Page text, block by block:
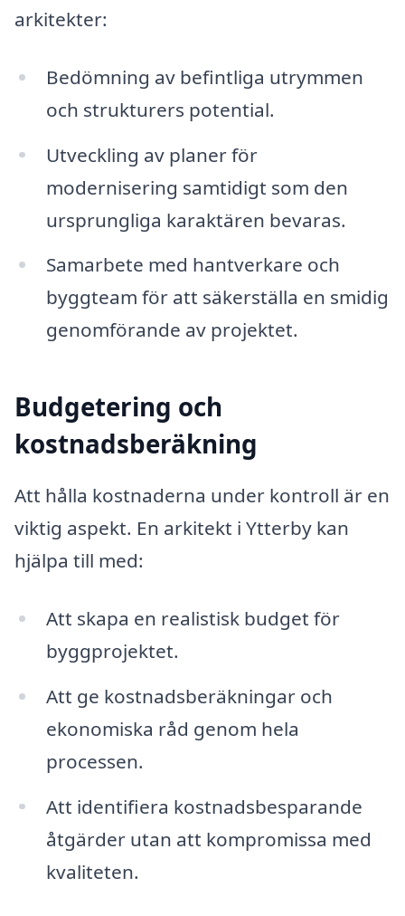
arkitekter:
Bedömning av befintliga utrymmen
och strukturers potential.
Utveckling av planer för
modernisering samtidigt som den
ursprungliga karaktären bevaras.
Samarbete med hantverkare och
byggteam för att säkerställa en smidig
genomförande av projektet.
Budgetering och
kostnadsberäkning
Att hålla kostnaderna under kontroll är en
viktig aspekt. En arkitekt i Ytterby kan
hjälpa till med:
Att skapa en realistisk budget för
byggprojektet.
Att ge kostnadsberäkningar och
ekonomiska råd genom hela
processen.
Att identifiera kostnadsbesparande
åtgärder utan att kompromissa med
kvaliteten.